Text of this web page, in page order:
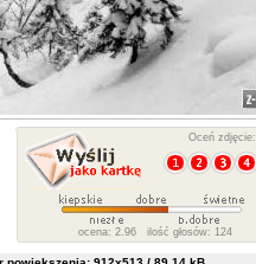
Oceń zdjęcie:
ocena: 2.96 ilość głosów: 124